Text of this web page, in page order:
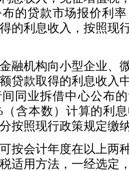
的贷款市场报价利率
的利息收入，按照现
机构向小型企业、
贷款取得的利息收入
同业拆借中心公布
（含本数）计算的利
按照现行政策规定缴
会计年度在以上两
适用方法，一经选定